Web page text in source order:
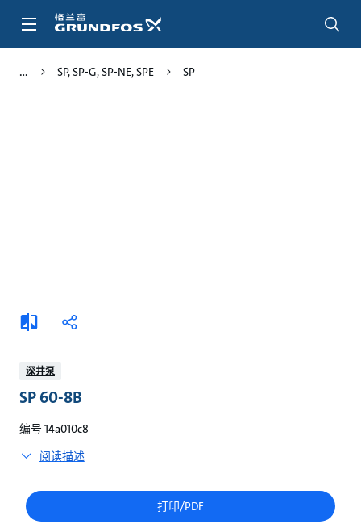
SP, SP-G, SP-NE, SPE SP
添
加
较
分
深井泵
SP 60-8B
编号 14a010c8
阅读描述
打印/PDF